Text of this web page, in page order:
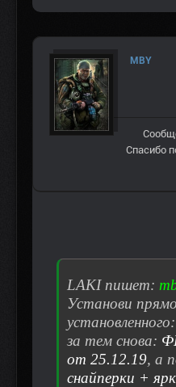
MBY
Спасибо
LAKI пишет:
Установи
установленного:
за тем снова:
от 25.12.19, а
снайперки +